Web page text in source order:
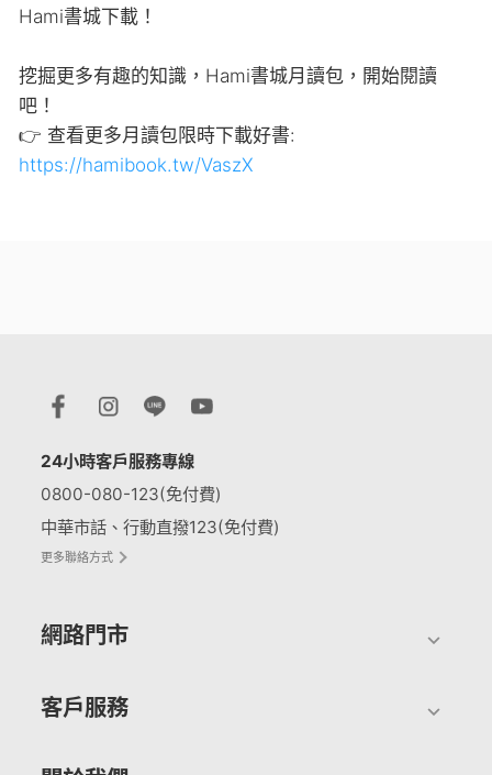
Hami書城下載！
挖掘更多有趣的知識，Hami書城月讀包，開始閱讀
吧！
👉 查看更多月讀包限時下載好書:
https://hamibook.tw/VaszX
24小時客戶服務專線
0800-080-123(免付費)
中華市話、行動直撥123(免付費)
更多聯絡方式
網路門市
客戶服務